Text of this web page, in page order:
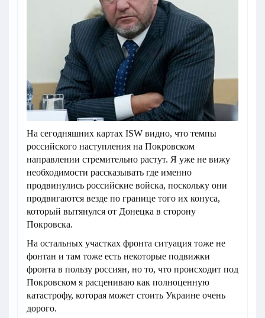
На сегодняшних картах ISW видно, что темпы
российского наступления на Покровском
направлении стремительно растут. Я уже не вижу
необходимости рассказывать где именно
продвинулись российские войска, поскольку они
продвигаются везде по границе того их конуса,
который вытянулся от Донецка в сторону
Покровска.
На остальных участках фронта ситуация тоже не
фонтан и там тоже есть некоторые подвижки
фронта в пользу россиян, но то, что происходит под
Покровском я расцениваю как полноценную
катастрофу, которая может стоить Украине очень
дорого.